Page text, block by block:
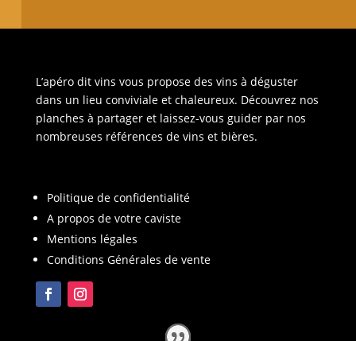
L’apéro dit vins vous propose des vins à déguster
dans un lieu conviviale et chaleureux. Découvrez nos
planches à partager et laissez-vous guider par nos
nombreuses références de vins et bières.
Politique de confidentialité
A propos de votre caviste
Mentions légales
Conditions Générales de vente